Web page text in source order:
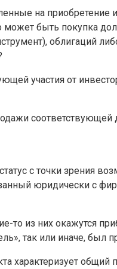
на приобретение
может быть покупка
облигаций
участия от
соответствующей
с точки зрения
юридически с
то из них окажутся
так или иначе, был
характеризует общий